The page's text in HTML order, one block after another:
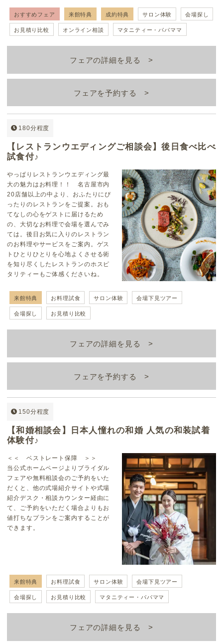
おすすめフェア 来館特典 成約特典 サロン体験 会場探し
お見積り比較 オンライン相談 マタニティー・パパママ
フェアの詳細を見る
フェアを予約する
180分程度
【レストランウエディングご相談会】後日食べ比べ
試食付♪
やっぱりレストランウエディング最
大の魅力はお料理！！ 名古屋市内
20店舗以上の中より、おふたりにぴ
ったりのレストランをご提案。おも
てなしの心をゲストに届けるため
の、大切なお料理で会場を選んでみ
ては。後日お気に入りのレストラン
のお料理やサービスをご案内。ゲス
トひとりひとりを心地よくさせる術
を知り尽くしたレストランのホスピ
タリティーもご体感くださいね。
来館特典 お料理試食 サロン体験 会場下見ツアー
会場探し お見積り比較
フェアの詳細を見る
フェアを予約する
150分程度
【和婚相談会】日本人憧れの和婚 人気の和装試着
体験付♪
＜＜ ベストレート保障 ＞＞
当公式ホームページよりブライダル
フェアや無料相談会のご予約をいた
だくと、他の式場紹介サイトや式場
紹介デスク・相談カウンター経由に
て、ご予約をいただく場合よりもお
値打ちなプランをご案内することが
できます。
来館特典 お料理試食 サロン体験 会場下見ツアー
会場探し お見積り比較 マタニティー・パパママ
フェアの詳細を見る